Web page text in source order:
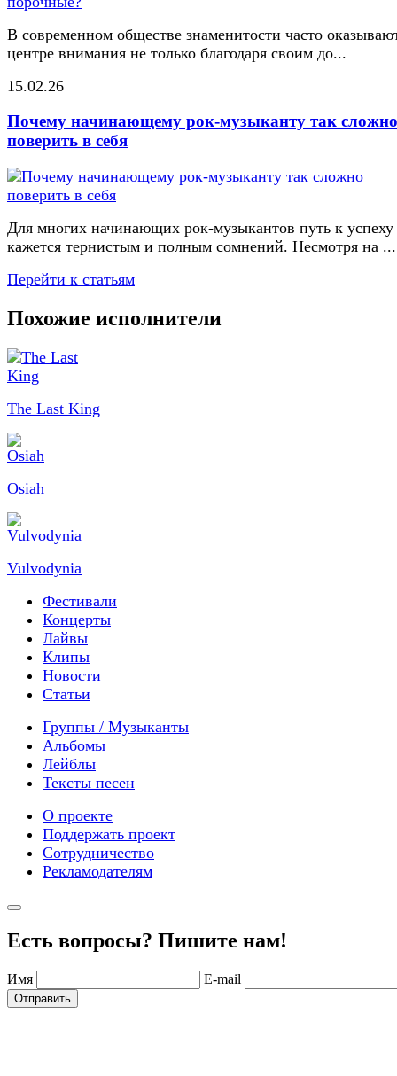
В современном обществе знаменитости часто
центре внимания не только благодаря своим до...
15.02.26
Почему начинающему рок-музыканту так сложно
поверить в себя
Для многих начинающих рок-музыкантов путь к успеху
кажется тернистым и полным сомнений. Несмотря на ...
Перейти к статьям
Похожие исполнители
The Last King
Osiah
Vulvodynia
Фестивали
Концерты
Лайвы
Клипы
Новости
Статьи
Группы / Музыканты
Альбомы
Лейблы
Тексты песен
О проекте
Поддержать проект
Сотрудничество
Рекламодателям
Есть вопросы? Пишите нам!
Имя E-mail